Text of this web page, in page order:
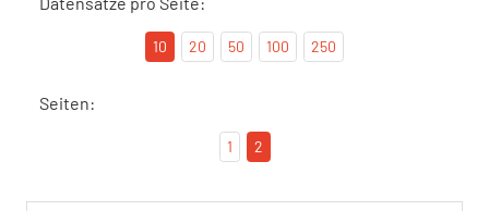
10 20 50 100 250
Seiten:
1 2